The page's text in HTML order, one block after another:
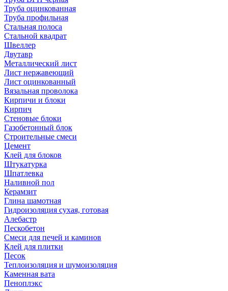
Труба оцинкованная
Труба профильная
Стальная полоса
Стальной квадрат
Швеллер
Двутавр
Металлический лист
Лист нержавеющий
Лист оцинкованный
Вязальная проволока
Кирпичи и блоки
Кирпич
Стеновые блоки
Газобетонный блок
Строительные смеси
Цемент
Клей для блоков
Штукатурка
Шпатлевка
Наливной пол
Керамзит
Глина шамотная
Гидроизоляция сухая, готовая
Алебастр
Пескобетон
Смеси для печей и каминов
Клей для плитки
Песок
Теплоизоляция и шумоизоляция
Каменная вата
Пеноплэкс